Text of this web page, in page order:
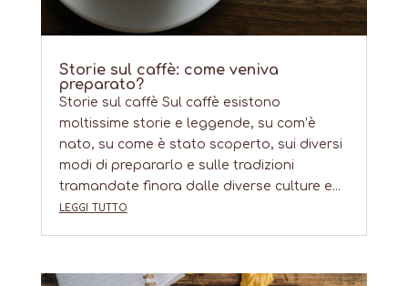
Storie sul caffè: come veniva
preparato?
Storie sul caffè Sul caffè esistono
moltissime storie e leggende, su com’è
nato, su come è stato scoperto, sui diversi
modi di prepararlo e sulle tradizioni
tramandate finora dalle diverse culture e...
leggi tutto